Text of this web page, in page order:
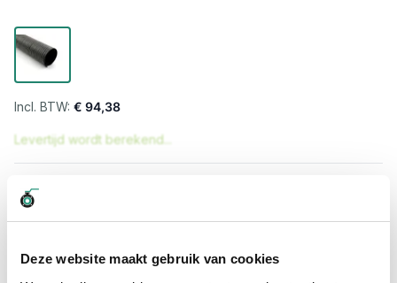
Deze website maakt gebruik van cookies
€ 94,38
Levertijd wordt berekend...
Snelle levering